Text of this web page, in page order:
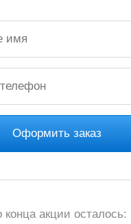
Оформить заказ
конца акции осталось: